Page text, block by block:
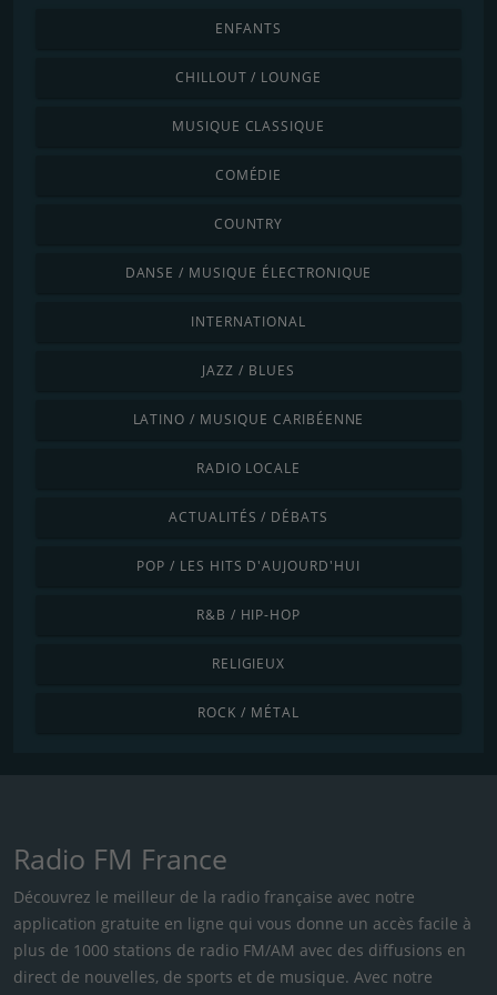
ENFANTS
CHILLOUT / LOUNGE
MUSIQUE CLASSIQUE
COMÉDIE
COUNTRY
DANSE / MUSIQUE ÉLECTRONIQUE
INTERNATIONAL
JAZZ / BLUES
LATINO / MUSIQUE CARIBÉENNE
RADIO LOCALE
ACTUALITÉS / DÉBATS
POP / LES HITS D'AUJOURD'HUI
R&B / HIP-HOP
RELIGIEUX
ROCK / MÉTAL
Radio FM France
Découvrez le meilleur de la radio française avec notre
application gratuite en ligne qui vous donne un accès facile à
plus de 1000 stations de radio FM/AM avec des diffusions en
direct de nouvelles, de sports et de musique. Avec notre